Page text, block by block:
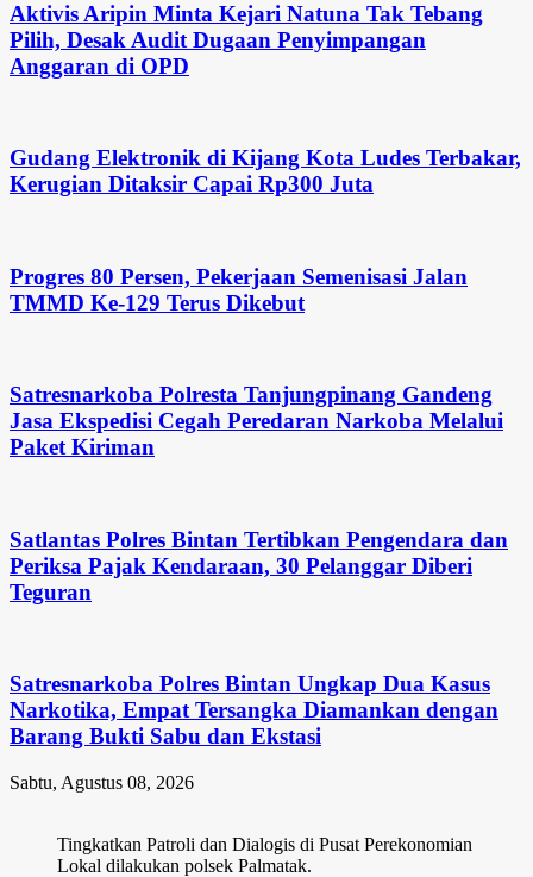
Aktivis Aripin Minta Kejari Natuna Tak Tebang
Pilih, Desak Audit Dugaan Penyimpangan
Anggaran di OPD
Gudang Elektronik di Kijang Kota Ludes Terbakar,
Kerugian Ditaksir Capai Rp300 Juta
Progres 80 Persen, Pekerjaan Semenisasi Jalan
TMMD Ke-129 Terus Dikebut
Satresnarkoba Polresta Tanjungpinang Gandeng
Jasa Ekspedisi Cegah Peredaran Narkoba Melalui
Paket Kiriman
Satlantas Polres Bintan Tertibkan Pengendara dan
Periksa Pajak Kendaraan, 30 Pelanggar Diberi
Teguran
Satresnarkoba Polres Bintan Ungkap Dua Kasus
Narkotika, Empat Tersangka Diamankan dengan
Barang Bukti Sabu dan Ekstasi
Sabtu, Agustus 08, 2026
Tingkatkan Patroli dan Dialogis di Pusat Perekonomian
Lokal dilakukan polsek Palmatak.